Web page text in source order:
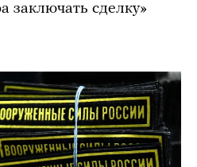
заключать сделку»